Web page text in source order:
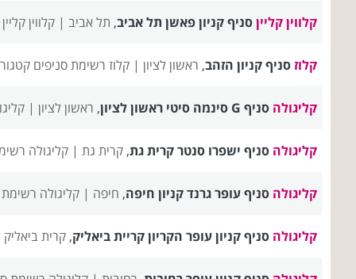
קלווין קלייןסניף קניון פאשן תל אביב, תל אביב |קלווין
קלוזסניף קניון הזהב, ראשון לציון |קלוז רשימת סניפים
קליגולה סניף G סינמה סיטי ראשון לציון , ראשון לציון |
קליגולה סניף ישפרו סנטר קרית גת,קרית גת |קליגולה
קליגולה סניף עופר גרנד קניון חיפה, חיפה |קליגולה
קליגולה סניף קניון עופר הקריון קריית ביאליק,קרית